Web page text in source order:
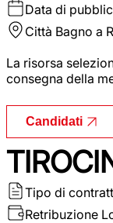
Data di
Città Bagno a
La risorsa
consegna della
Candidati
Tipo di
Retribuzione